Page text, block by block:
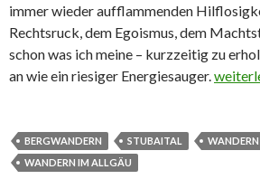
immer wieder aufflammenden
Rechtsruck, dem Egoismus, dem
schon was ich meine – kurzzeitig zu
an wie ein riesiger Energiesauger.2024 –
BERGWANDERN STUBAITAL
WANDERN
WANDERN IM ALLGÄU